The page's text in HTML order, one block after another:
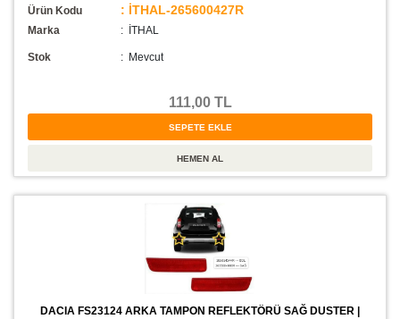
Ürün Kodu : İTHAL-265600427R
Marka : İTHAL
Stok : Mevcut
111,00 TL
DACIA FS23124 ARKA TAMPON REFLEKTÖRÜ SAĞ DUSTER |